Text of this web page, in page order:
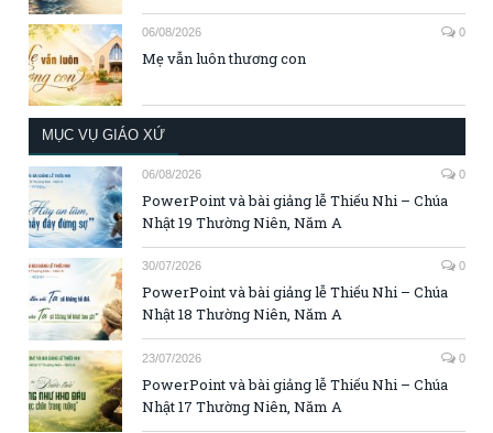
06/08/2026 0
Mẹ vẫn luôn thương con
MỤC VỤ GIÁO XỨ
06/08/2026 0
PowerPoint và bài giảng lễ Thiếu Nhi – Chúa
Nhật 19 Thường Niên, Năm A
30/07/2026 0
PowerPoint và bài giảng lễ Thiếu Nhi – Chúa
Nhật 18 Thường Niên, Năm A
23/07/2026 0
PowerPoint và bài giảng lễ Thiếu Nhi – Chúa
Nhật 17 Thường Niên, Năm A